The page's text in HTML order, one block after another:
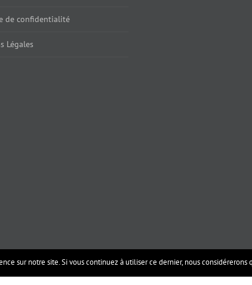
de confidentialité
Légales
sur notre site. Si vous continuez à utiliser ce dernier, nous